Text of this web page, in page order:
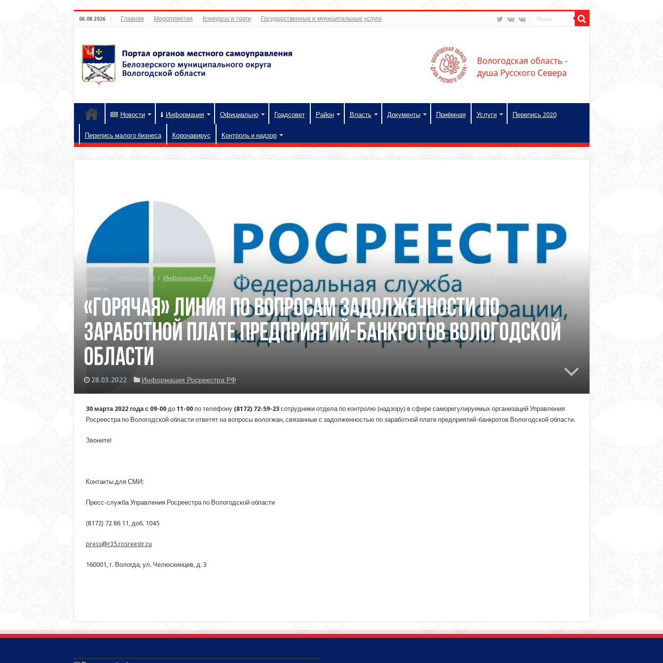
06.08.2026 Главная Мероприятия Конкурсы и торги Государственные и муниципальные услуги
Новости Информация Официально Градсовет Район Власть Документы Приёмная Услуги Перепись 2020
Перепись малого бизнеса Коронавирус Контроль и надзор
Информация / Информация Росреестра РФ / «Горячая» линия по вопросам задолженности по заработной плате предприятий-банкротов Вологодской
области
«Горячая» линия по вопросам задолженности по
заработной плате предприятий-банкротов Вологодской
области
28.03.2022 Информация Росреестра РФ
30 марта 2022 года с 09-00до 11-00по телефону (8172) 72-59-23сотрудники отдела по контролю (надзору) в сфере саморегулируемых организаций Управления
Росреестра по Вологодской области ответят на вопросы вологжан, связанные с задолженностью по заработной плате предприятий-банкротов Вологодской области.
Звоните!
Контакты для СМИ:
Пресс-служба Управления Росреестра по Вологодской области
(8172) 72 86 11, доб. 1045
press@r35.rosreestr.ru
160001, г. Вологда, ул. Челюскинцев, д. 3